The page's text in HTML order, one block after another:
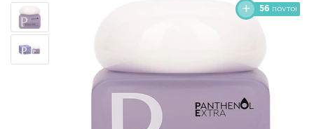
56 πόντοι